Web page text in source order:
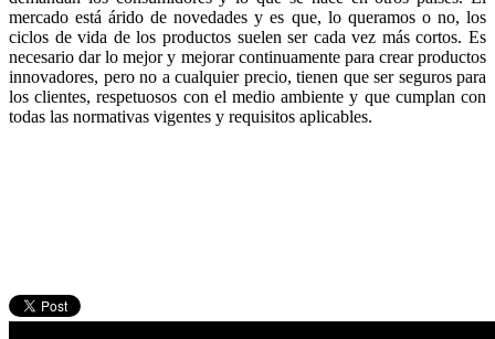
mercado está árido de novedades y es que, lo queramos o no, los
ciclos de vida de los productos suelen ser cada vez más cortos. Es
necesario dar lo mejor y mejorar continuamente para crear productos
innovadores, pero no a cualquier precio, tienen que ser seguros para
los clientes, respetuosos con el medio ambiente y que cumplan con
todas las normativas vigentes y requisitos aplicables.